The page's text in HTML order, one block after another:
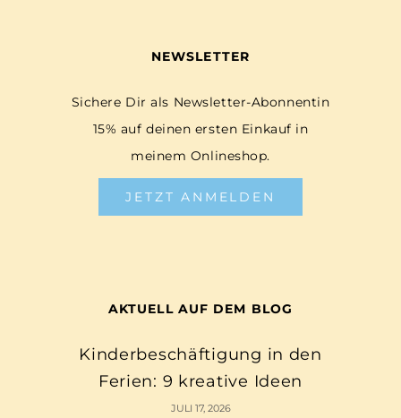
NEWSLETTER
Sichere Dir als Newsletter-Abonnentin
15% auf deinen ersten Einkauf in
meinem Onlineshop.
JETZT ANMELDEN
AKTUELL AUF DEM BLOG
Kinderbeschäftigung in den
Ferien: 9 kreative Ideen
JULI 17, 2026